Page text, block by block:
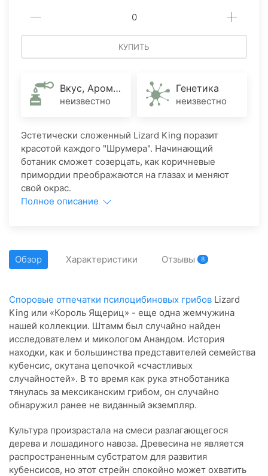
КУПИТЬ
Вкус, Аромат
неизвестно
Генетика
неизвестно
Эстетически сложенный Lizard King поразит
красотой каждого "Шрумера". Начинающий
ботаник сможет созерцать, как коричневые
примордии преображаются на глазах и меняют
свой окрас.
Полное описание
Обзор Характеристики Отзывы 8
Споровые отпечатки псилоцибиновых грибов Lizard
King или «Король Ящериц» - еще одна жемчужина
нашей коллекции. Штамм был случайно найден
исследователем и микологом Анандом. История
находки, как и большинства представителей семейства
кубенсис, окутана цепочкой «счастливых
случайностей». В то время как рука этноботаника
тянулась за мексиканским грибом, он случайно
обнаружил ранее не виданный экземпляр.
Культура произрастала на смеси разлагающегося
дерева и лошадиного навоза. Древесина не является
распространенным субстратом для развития
кубенсисов, но этот стрейн спокойно может охватить